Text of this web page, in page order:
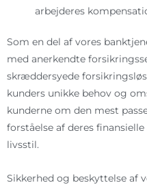
arbejderes
Som en del af vores
med anerkendte
skræddersyede
kunders unikke behov og
kunderne om den mest
forståelse af deres
livsstil.
Sikkerhed og beskyttelse af